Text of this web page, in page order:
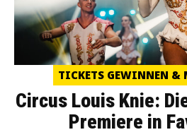
TICKETS GEWINNEN &
Circus Louis Knie:
Premiere in